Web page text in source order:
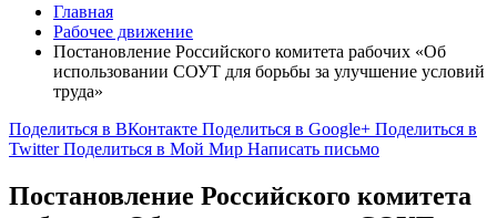
Главная
Рабочее движение
Постановление Российского комитета рабочих «Об
использовании СОУТ для борьбы за улучшение условий
труда»
Поделиться в ВКонтакте Поделиться в Google+ Поделиться в
Twitter Поделиться в Мой Мир Написать письмо
Постановление Российского комитета